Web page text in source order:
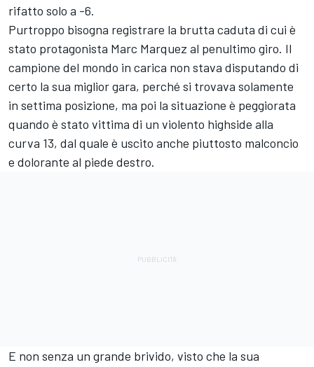
rifatto solo a -6.
Purtroppo bisogna registrare la brutta caduta di cui è
stato protagonista Marc Marquez al penultimo giro. Il
campione del mondo in carica non stava disputando di
certo la sua miglior gara, perché si trovava solamente
in settima posizione, ma poi la situazione è peggiorata
quando è stato vittima di un violento highside alla
curva 13, dal quale è uscito anche piuttosto malconcio
e dolorante al piede destro.
E non senza un grande brivido, visto che la sua